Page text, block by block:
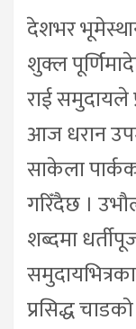
देशभर
शुक्ल
राई समुदायले
आज धरान
साकेला
गरिँदैछ ।
शब्दमा
प्रसिद्ध